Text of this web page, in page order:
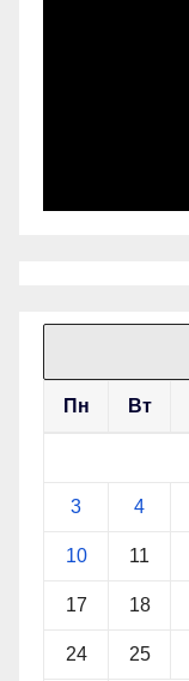
Пн Вт
3 4
10 11
17 18
24 25